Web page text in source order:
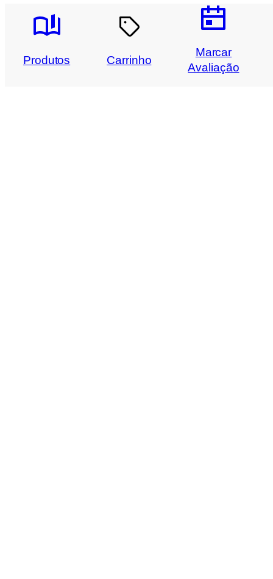
Produtos Carrinho
Marcar
Avaliação